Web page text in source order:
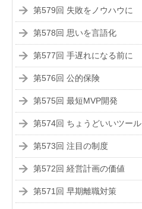
第579回 失敗をノウハウに
第578回 思いを言語化
第577回 手遅れになる前に
第576回 公的保険
第575回 最短MVP開発
第574回 ちょうどいいツール
第573回 注目の制度
第572回 経営計画の価値
第571回 早期離職対策